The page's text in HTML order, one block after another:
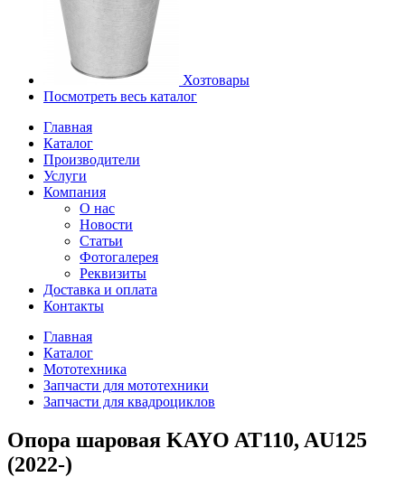
Хозтовары
Посмотреть весь каталог
Главная
Каталог
Производители
Услуги
Компания
О нас
Новости
Статьи
Фотогалерея
Реквизиты
Доставка и оплата
Контакты
Главная
Каталог
Мототехника
Запчасти для мототехники
Запчасти для квадроциклов
Опора шаровая KAYO AT110, AU125
(2022-)